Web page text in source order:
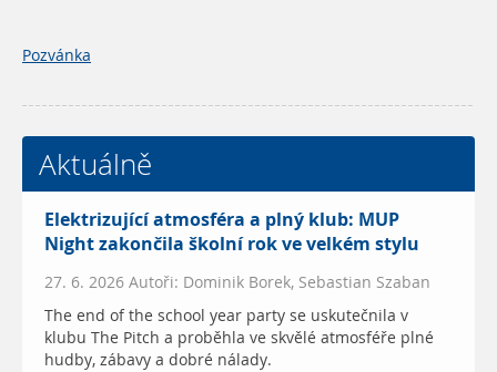
Pozvánka
Aktuálně
Elektrizující atmosféra a plný klub: MUP
Night zakončila školní rok ve velkém stylu
27. 6. 2026 Autoři: Dominik Borek, Sebastian Szaban
The end of the school year party se uskutečnila v
klubu The Pitch a proběhla ve skvělé atmosféře plné
hudby, zábavy a dobré nálady.